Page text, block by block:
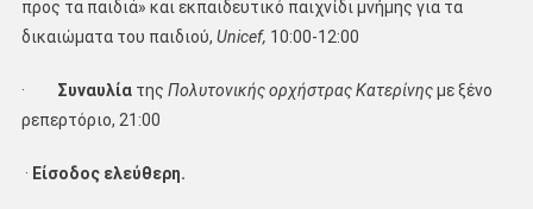
προς τα παιδιά» και εκπαιδευτικό παιχνίδι μνήμης για τα
δικαιώματα του παιδιού, Unicef, 10:00-12:00
· Συναυλίατης Πολυτονικής ορχήστρας Κατερίνηςμε ξένο
ρεπερτόριο, 21:00
· Είσοδος ελεύθερη.